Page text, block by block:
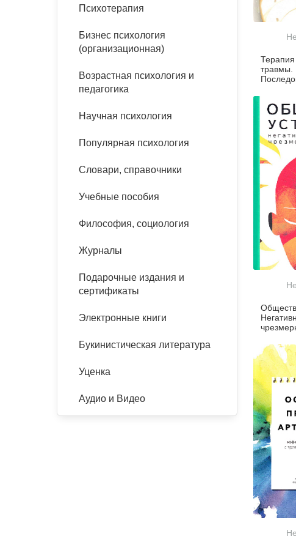
панические атаки
Психодрама
Сказкотерапия
психотерапии
Классический, эриксоновский
эргономика
Социальная психология
Психология развития
организационная психология
психоанализ
травмы.
Психотерапия
Бизнес психология
(организационная)
Возрастная психология и
педагогика
Научная психология
Популярная психология
Словари, справочники
Учебные пособия
Философия, социология
Журналы
Подарочные издания и
сертификаты
Электронные книги
Букинистическая литература
Уценка
Аудио и Видео